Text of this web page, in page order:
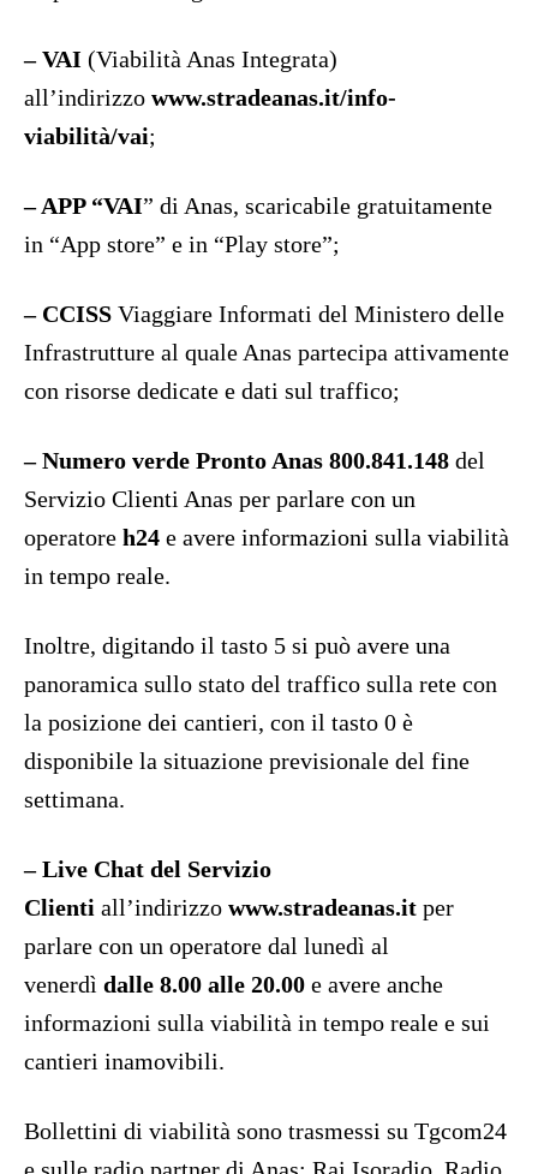
– VAI (Viabilità Anas Integrata)
all’indirizzo www.stradeanas.it/info-
viabilità/vai;
– APP “VAI” di Anas, scaricabile gratuitamente
in “App store” e in “Play store”;
– CCISS Viaggiare Informati del Ministero delle
Infrastrutture al quale Anas partecipa attivamente
con risorse dedicate e dati sul traffico;
– Numero verde Pronto Anas 800.841.148 del
Servizio Clienti Anas per parlare con un
operatore h24 e avere informazioni sulla viabilità
in tempo reale.
Inoltre, digitando il tasto 5 si può avere una
panoramica sullo stato del traffico sulla rete con
la posizione dei cantieri, con il tasto 0 è
disponibile la situazione previsionale del fine
settimana.
– Live Chat del Servizio
Clienti all’indirizzo www.stradeanas.it per
parlare con un operatore dal lunedì al
venerdì dalle 8.00 alle 20.00 e avere anche
informazioni sulla viabilità in tempo reale e sui
cantieri inamovibili.
Bollettini di viabilità sono trasmessi su Tgcom24